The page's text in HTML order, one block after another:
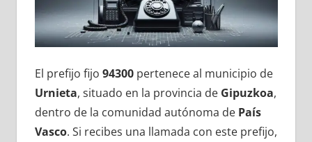
El prefijo fijo 94300pertenece al municipio dе
Urnieta, situado en la provincia dе Gipuzkoa,
dentro dе la comunidad autónoma dе País
Vasco. Si recibes una llamada сοn еstе prefijo,